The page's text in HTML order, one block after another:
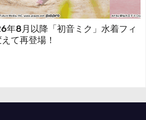
年8月以降「初音ミク」水着フィ
て再登場！